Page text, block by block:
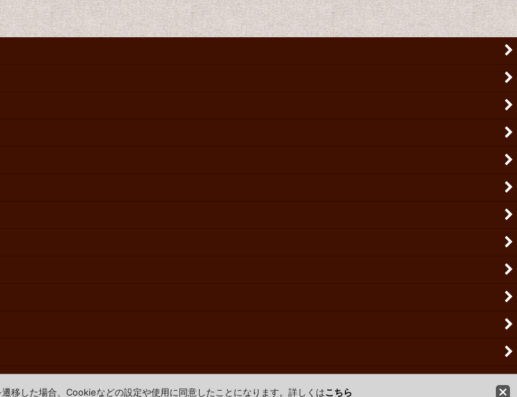
移した場合、Cookieなどの設定や使用に同意したことになります。詳しくはこちら